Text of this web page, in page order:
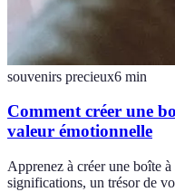
souvenirs precieux6 min
Comment créer une
valeur émotionnelle
Apprenez à créer une boîte
significations, un trésor de